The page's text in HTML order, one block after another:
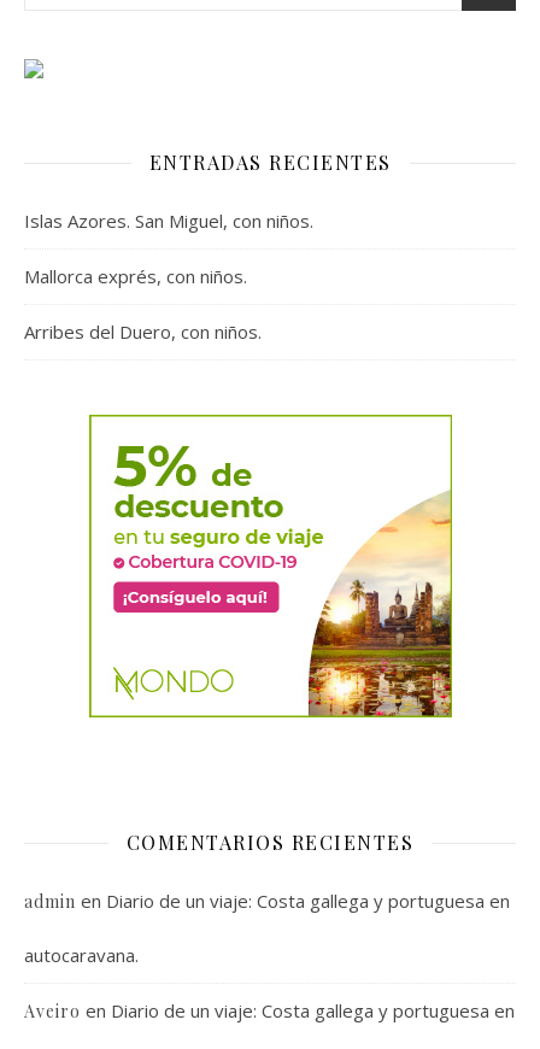
ENTRADAS RECIENTES
Islas Azores. San Miguel, con niños.
Mallorca exprés, con niños.
Arribes del Duero, con niños.
COMENTARIOS RECIENTES
admin en Diario de un viaje: Costa gallega y portuguesa en
autocaravana.
Aveiro en Diario de un viaje: Costa gallega y portuguesa en